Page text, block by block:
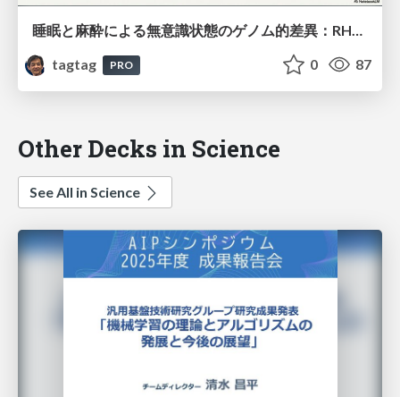
睡眠と麻酔による無意識状態のゲノム的差異：RHO GTPaseと皮質ニューロンの役割
tagtag
PRO 0 87
Other Decks in Science
See All in Science